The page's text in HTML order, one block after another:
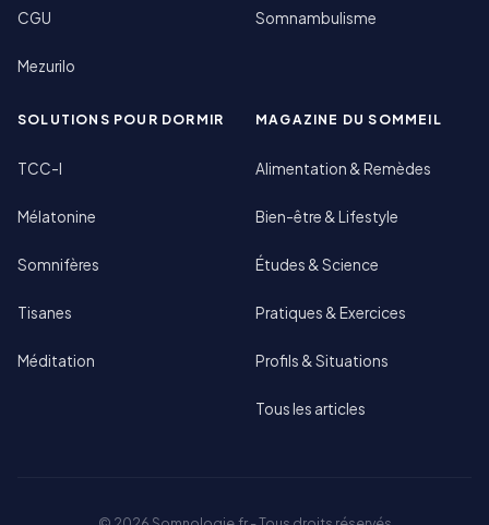
CGU
Mezurilo
Somnambulisme
SOLUTIONS POUR DORMIR
TCC-I
Mélatonine
Somnifères
Tisanes
Méditation
MAGAZINE DU SOMMEIL
Alimentation & Remèdes
Bien-être & Lifestyle
Études & Science
Pratiques & Exercices
Profils & Situations
Tous les articles